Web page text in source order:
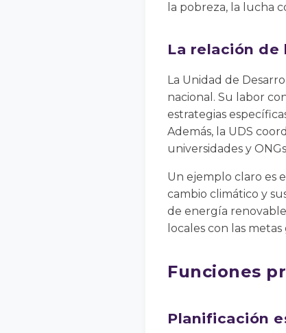
la pobreza, la lucha
La relación de
La Unidad de
nacional. Su labor
estrategias
Además, la UDS
universidades y
Un ejemplo claro es
cambio climático y
de energía
locales con las metas
Funciones
Planificación